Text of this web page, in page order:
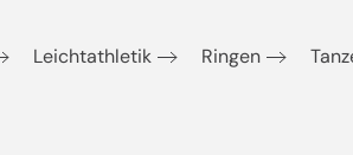
Leichtathletik Ringen